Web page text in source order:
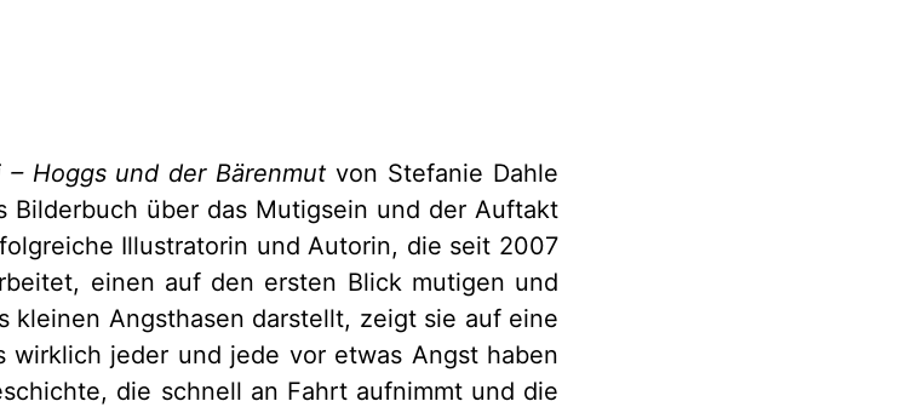
Hoggs und der Bärenmut von Stefanie Dahle
über das Mutigsein und der Auftakt
Illustratorin und Autorin, die seit 2007
einen auf den ersten Blick mutigen und
kleinen Angsthasen darstellt, zeigt sie auf eine
wirklich jeder und jede vor etwas Angst haben
die schnell an Fahrt aufnimmt und die